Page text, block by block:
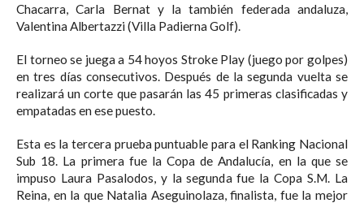
Chacarra, Carla Bernat y la también federada andaluza,
Valentina Albertazzi (Villa Padierna Golf).
El torneo se juega a 54 hoyos Stroke Play (juego por golpes)
en tres días consecutivos. Después de la segunda vuelta se
realizará un corte que pasarán las 45 primeras clasificadas y
empatadas en ese puesto.
Esta es la tercera prueba puntuable para el Ranking Nacional
Sub 18. La primera fue la Copa de Andalucía, en la que se
impuso Laura Pasalodos, y la segunda fue la Copa S.M. La
Reina, en la que Natalia Aseguinolaza, finalista, fue la mejor